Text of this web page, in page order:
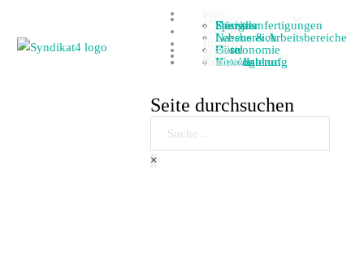
Tapeten
Designs
Spezialanfertigungen
Künstler
Technik
Lebens & Arbeitsbereiche
Nassbereich
Branchen
Hotel
Gastronomie
Büro
Team
InfosVisualisierung
Bestellablauf
Katalog
Projekte
Kontakt
Seite durchsuchen
Suche
×